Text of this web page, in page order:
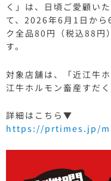
く」は、日頃ご愛顧い
て、2026年6月1日から
ク全品80円（税込88円
す。
対象店舗は、「近江牛
江牛ホルモン畜産すだ
詳細はこちら▼
https://prtimes.jp/